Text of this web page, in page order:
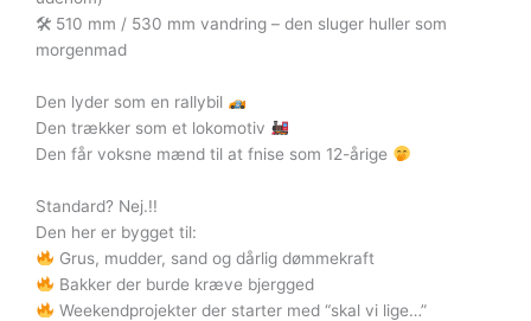
🛠 510 mm / 530 mm vandring – den sluger huller som
morgenmad
Den lyder som en rallybil
Den trækker som et lokomotiv
Den får voksne mænd til at fnise som 12-årige
Standard? Nej.!!
Den her er bygget til:
Grus, mudder, sand og dårlig dømmekraft
Bakker der burde kræve bjergged
Weekendprojekter der starter med “skal vi lige…”